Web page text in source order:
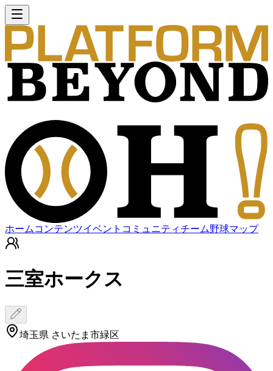
ホーム コンテンツイベント コミュニティチーム野球マップ
三室ホークス
埼玉県 さいたま市緑区